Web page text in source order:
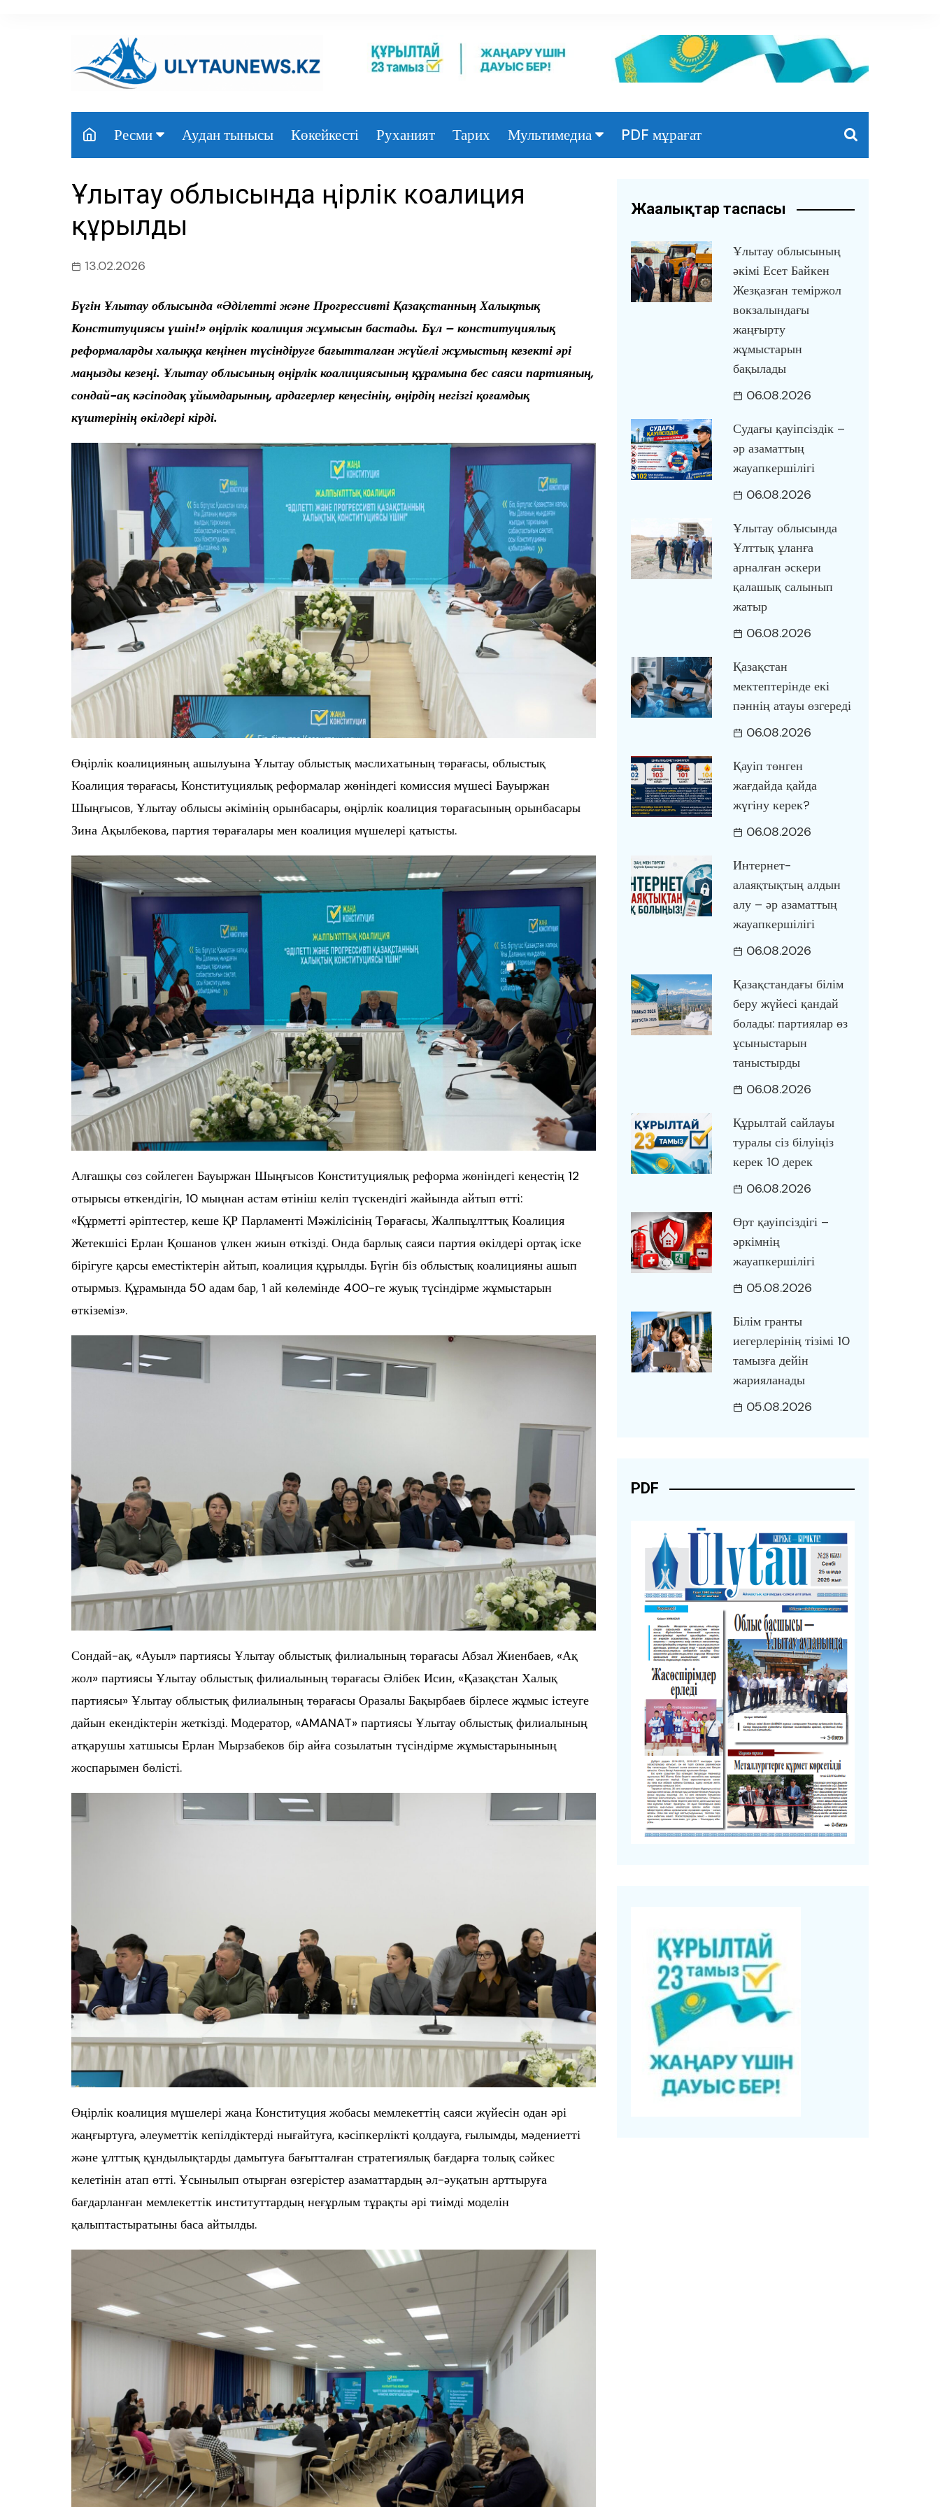
Ресми
Үкімет
Парламент
Облыс әкімдігі
Аудан тынысы Көкейкесті Руханият Тарих Мультимедиа
Видео
PDF мұрағат
Ұлытау облысында өңірлік коалиция
құрылды
13.02.2026
Бүгін Ұлытау облысында «Әділетті және Прогрессивті Қазақстанның Халықтық
Конституциясы үшін!» өңірлік коалиция жұмысын бастады. Бұл – конституциялық
реформаларды халыққа кеңінен түсіндіруге бағытталған жүйелі жұмыстың кезекті әрі
маңызды кезеңі. Ұлытау облысының өңірлік коалициясының құрамына бес саяси партияның,
сондай-ақ кәсіподақ ұйымдарының, ардагерлер кеңесінің, өңірдің негізгі қоғамдық
күштерінің өкілдері кірді.
Өңірлік коалицияның ашылуына Ұлытау облыстық мәслихатының төрағасы, облыстық
Коалиция төрағасы, Конституциялық реформалар жөніндегі комиссия мүшесі Бауыржан
Шыңғысов, Ұлытау облысы әкімінің орынбасары, өңірлік коалиция төрағасының орынбасары
Зина Ақылбекова, партия төрағалары мен коалиция мүшелері қатысты.
Алғашқы сөз сөйлеген Бауыржан Шыңғысов Конституциялық реформа жөніндегі кеңестің 12
отырысы өткендігін, 10 мыңнан астам өтініш келіп түскендігі жайында айтып өтті:
«Құрметті әріптестер, кеше ҚР Парламенті Мәжілісінің Төрағасы, Жалпыұлттық Коалиция
Жетекшісі Ерлан Қошанов үлкен жиын өткізді. Онда барлық саяси партия өкілдері ортақ іске
бірігуге қарсы еместіктерін айтып, коалиция құрылды. Бүгін біз облыстық коалицияны ашып
отырмыз. Құрамында 50 адам бар, 1 ай көлемінде 400-ге жуық түсіндірме жұмыстарын
өткіземіз».
Сондай-ақ, «Ауыл» партиясы Ұлытау облыстық филиалының төрағасы Абзал Жиенбаев, «Ақ
жол» партиясы Ұлытау облыстық филиалының төрағасы Әлібек Исин, «Қазақстан Халық
партиясы» Ұлытау облыстық филиалының төрағасы Оразалы Бақырбаев бірлесе жұмыс істеуге
дайын екендіктерін жеткізді. Модератор, «AMANAT» партиясы Ұлытау облыстық филиалының
атқарушы хатшысы Ерлан Мырзабеков бір айға созылатын түсіндірме жұмыстарынының
жоспарымен бөлісті.
Өңірлік коалиция мүшелері жаңа Конституция жобасы мемлекеттің саяси жүйесін одан әрі
жаңғыртуға, әлеуметтік кепілдіктерді нығайтуға, кәсіпкерлікті қолдауға, ғылымды, мәдениетті
және ұлттық құндылықтарды дамытуға бағытталған стратегиялық бағдарға толық сәйкес
келетінін атап өтті. Ұсынылып отырған өзгерістер азаматтардың әл-әуқатын арттыруға
бағдарланған мемлекеттік институттардың неғұрлым тұрақты әрі тиімді моделін
қалыптастыратыны баса айтылды.
Жаңалықтар таспасы
Ұлытау облысының
әкімі Есет Байкен
Жезқазған теміржол
вокзалындағы
жаңғырту
жұмыстарын
бақылады
06.08.2026
Судағы қауіпсіздік –
әр азаматтың
жауапкершілігі
06.08.2026
Ұлытау облысында
Ұлттық ұланға
арналған әскери
қалашық салынып
жатыр
06.08.2026
Қазақстан
мектептерінде екі
пәннің атауы өзгереді
06.08.2026
Қауіп төнген
жағдайда қайда
жүгіну керек?
06.08.2026
Интернет-
алаяқтықтың алдын
алу – әр азаматтың
жауапкершілігі
06.08.2026
Қазақстандағы білім
беру жүйесі қандай
болады: партиялар өз
ұсыныстарын
таныстырды
06.08.2026
Құрылтай сайлауы
туралы сіз білуіңіз
керек 10 дерек
06.08.2026
Өрт қауіпсіздігі –
әркімнің
жауапкершілігі
05.08.2026
Білім гранты
иегерлерінің тізімі 10
тамызға дейін
жарияланады
05.08.2026
PDF